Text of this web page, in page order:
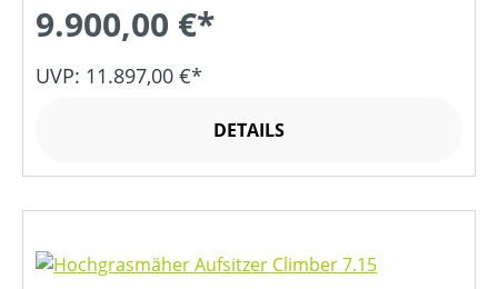
9.900,00 €*
UVP: 11.897,00 €*
DETAILS